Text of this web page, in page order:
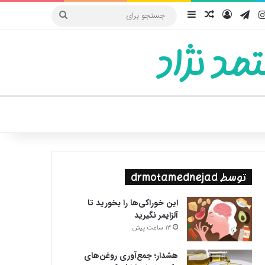
اینستاگرام
تلگرامورودنوشته تصادفی
سایدبار
جستجو
نژاد
پوسته
توسط drmotamednejad
این خوراکی‌ها را بخورید تا
آلزایمر نگیرید
13 ساعت پیش
هشدار؛ جمع‌آوری روغن‌های